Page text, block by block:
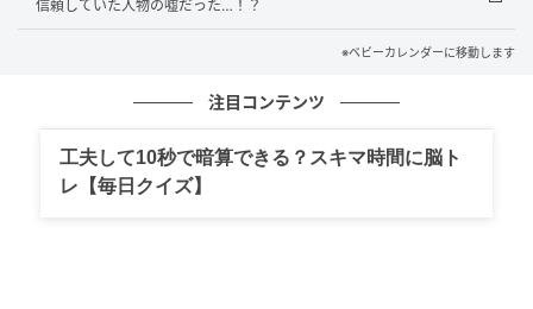
り始めたころ、私のスマホに電話がありました。
の！」電話口で泣き喚く元妻。後から共通の知人に聞
いたのですが、彼女は生配信中に暴言を吐き、大炎上
したそうです。
信頼していた人物の嘘だった…！？
※ベビーカレンダーに移動します
注目コンテンツ
工夫して10秒で暗算できる？スキマ時間に脳ト
レ【毎日クイズ】